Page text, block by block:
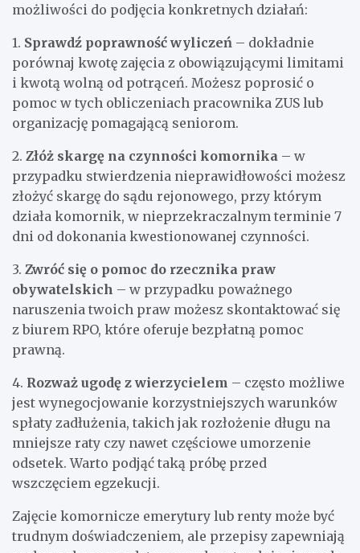
możliwości do podjęcia konkretnych działań:
1. Sprawdź poprawność wyliczeń – dokładnie
porównaj kwotę zajęcia z obowiązującymi limitami
i kwotą wolną od potrąceń. Możesz poprosić o
pomoc w tych obliczeniach pracownika ZUS lub
organizację pomagającą seniorom.
2. Złóż skargę na czynności komornika – w
przypadku stwierdzenia nieprawidłowości możesz
złożyć skargę do sądu rejonowego, przy którym
działa komornik, w nieprzekraczalnym terminie 7
dni od dokonania kwestionowanej czynności.
3. Zwróć się o pomoc do rzecznika praw
obywatelskich – w przypadku poważnego
naruszenia twoich praw możesz skontaktować się
z biurem RPO, które oferuje bezpłatną pomoc
prawną.
4. Rozważ ugodę z wierzycielem – często możliwe
jest wynegocjowanie korzystniejszych warunków
spłaty zadłużenia, takich jak rozłożenie długu na
mniejsze raty czy nawet częściowe umorzenie
odsetek. Warto podjąć taką próbę przed
wszczęciem egzekucji.
Zajęcie komornicze emerytury lub renty może być
trudnym doświadczeniem, ale przepisy zapewniają